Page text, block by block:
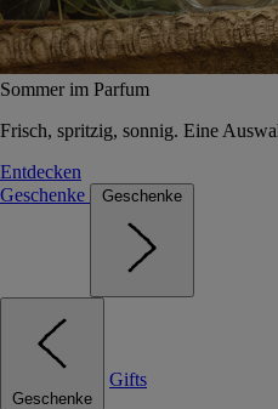
Sommer im Parfum
Frisch, spritzig, sonnig. Eine
Entdecken
Geschenke
Geschenke
Geschenke
Gifts